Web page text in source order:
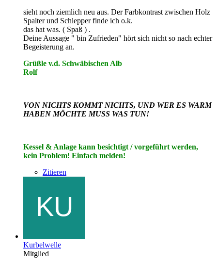
sieht noch ziemlich neu aus. Der Farbkontrast zwischen Holz
Spalter und Schlepper finde ich o.k.
das hat was. ( Spaß ) .
Deine Aussage " bin Zufrieden" hört sich nicht so nach echter
Begeisterung an.
Grüßle v.d. Schwäbischen Alb
Rolf
VON NICHTS KOMMT NICHTS, UND WER ES WARM
HABEN MÖCHTE MUSS WAS TUN!
Kessel & Anlage kann besichtigt / vorgeführt werden,
kein Problem! Einfach melden!
Zitieren
Kurbelwelle
Mitglied